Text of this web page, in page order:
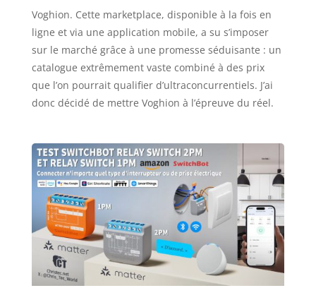
Voghion. Cette marketplace, disponible à la fois en
ligne et via une application mobile, a su s’imposer
sur le marché grâce à une promesse séduisante : un
catalogue extrêmement vaste combiné à des prix
que l’on pourrait qualifier d’ultraconcurrentiels. J’ai
donc décidé de mettre Voghion à l’épreuve du réel.